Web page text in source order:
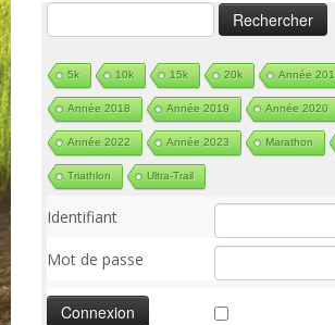
Rechercher :
5k 10k 15k 20k Année
Année 2018 Année 2019 Année 2020
Année 2022 Année 2023 Marathon
Triathlon Ultra-Trail
Identifiant
Mot de passe